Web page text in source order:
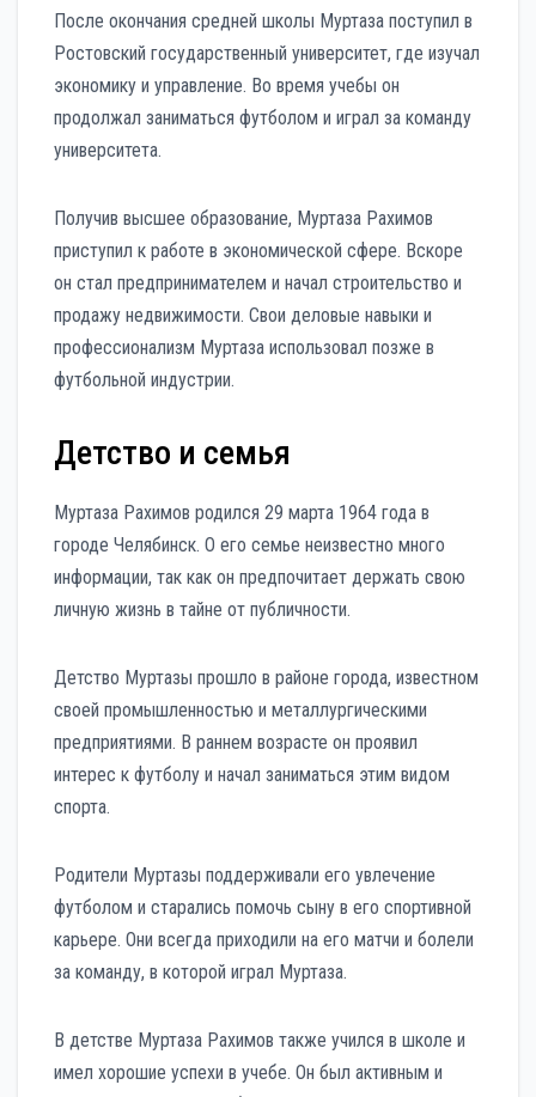
После окончания средней школы Муртаза поступил в
Ростовский государственный университет, где изучал
экономику и управление. Во время учебы он
продолжал заниматься футболом и играл за команду
университета.
Получив высшее образование, Муртаза Рахимов
приступил к работе в экономической сфере. Вскоре
он стал предпринимателем и начал строительство и
продажу недвижимости. Свои деловые навыки и
профессионализм Муртаза использовал позже в
футбольной индустрии.
Детство и семья
Муртаза Рахимов родился 29 марта 1964 года в
городе Челябинск. О его семье неизвестно много
информации, так как он предпочитает держать свою
личную жизнь в тайне от публичности.
Детство Муртазы прошло в районе города, известном
своей промышленностью и металлургическими
предприятиями. В раннем возрасте он проявил
интерес к футболу и начал заниматься этим видом
спорта.
Родители Муртазы поддерживали его увлечение
футболом и старались помочь сыну в его спортивной
карьере. Они всегда приходили на его матчи и болели
за команду, в которой играл Муртаза.
В детстве Муртаза Рахимов также учился в школе и
имел хорошие успехи в учебе. Он был активным и